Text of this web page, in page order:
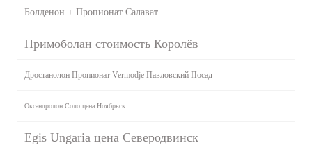
Болденон + Пропионат Салават
Примоболан стоимость Королёв
Дростанолон Пропионат Vermodje Павловский Посад
Оксандролон Соло цена Ноябрьск
Egis Ungaria цена Северодвинск